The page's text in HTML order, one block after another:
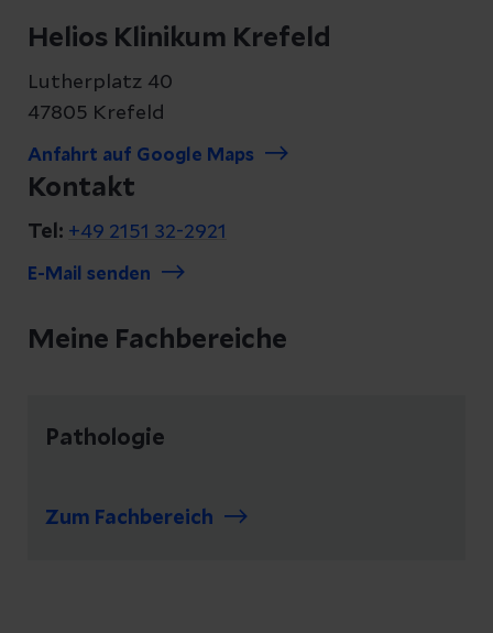
Helios Klinikum Krefeld
Lutherplatz 40
47805 Krefeld
Anfahrt auf Google Maps
Kontakt
Tel: +49 2151 32-2921
E-Mail senden
Meine Fachbereiche
Pathologie
Zum Fachbereich